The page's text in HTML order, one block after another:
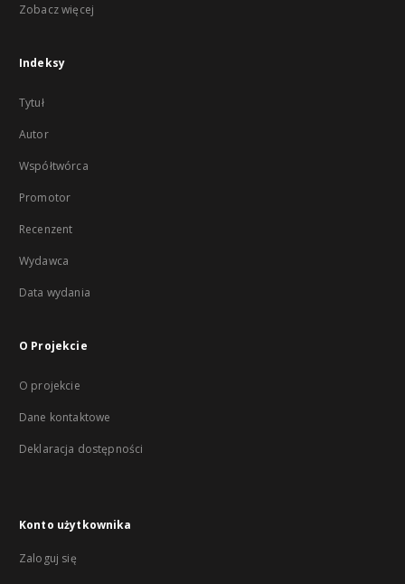
Zobacz więcej
Indeksy
Tytuł
Autor
Współtwórca
Promotor
Recenzent
Wydawca
Data wydania
O Projekcie
O projekcie
Dane kontaktowe
Deklaracja dostępności
Konto użytkownika
Zaloguj się